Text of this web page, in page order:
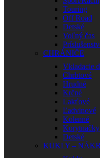
Touring
Off Road
Detské
Voľný čas
CHRÁNIČE
Vkladacie
Chrbtové
Hrudné
Krčné
Lakťové
Ľadvinové
Kolenné
Korytnačky
Detské
KUKLY –